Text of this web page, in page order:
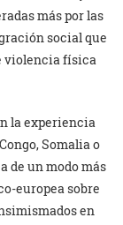
más por las
social que
violencia física
la experiencia
Somalia o
de un modo más
europea sobre
en